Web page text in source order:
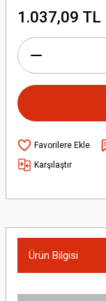
1.037,09 TL
Karşılaştır
Ürün Bilgisi